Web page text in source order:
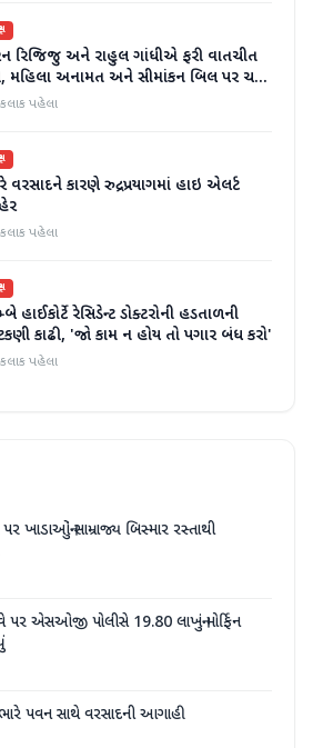
રિજિજુ અને રાહુલ ગાંધીએ ફરી વાતચીત
મહિલા અનામત અને સીમાંકન બિલ પર ચર્ચા
પહેલા
વરસાદને કારણે રુદ્રપ્રયાગમાં હાઇ એલર્ટ
પહેલા
હાઈકોર્ટે રેસિડેન્ટ ડોક્ટરોની હડતાળની
કાઢી, 'જો કામ ન હોય તો પગાર બંધ કરો'
પહેલા
ખાડાઓનું સામ્રાજ્ય બિસ્માર રસ્તાથી
પર એસઓજી પોલીસે 19.80 લાખનું મોર્ફિન
પવન સાથે વરસાદની આગાહી